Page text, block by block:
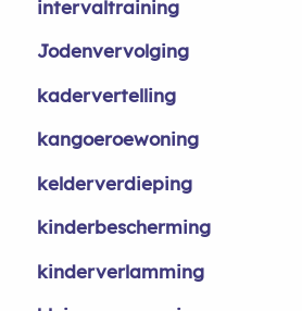
intervaltraining
Jodenvervolging
kadervertelling
kangoeroewoning
kelderverdieping
kinderbescherming
kinderverlamming